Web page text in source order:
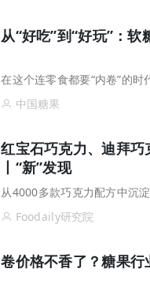
从“好吃”到“好玩”：
在这个连零食都要“内卷”的时
中国糖果
红宝石巧克力、迪拜巧
丨“新”发现
从4000多款巧克力配方中沉淀
Foodaily研究院
卷价格不香了？糖果